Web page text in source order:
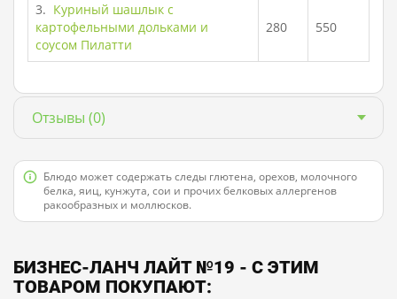
3. Куриный шашлык с
картофельными дольками и
соусом Пилатти
280 550
Отзывы (0)
Блюдо может содержать следы глютена, орехов, молочного
белка, яиц, кунжута, сои и прочих белковых аллергенов
ракообразных и моллюсков.
БИЗНЕС-ЛАНЧ ЛАЙТ №19 - С ЭТИМ
ТОВАРОМ ПОКУПАЮТ: